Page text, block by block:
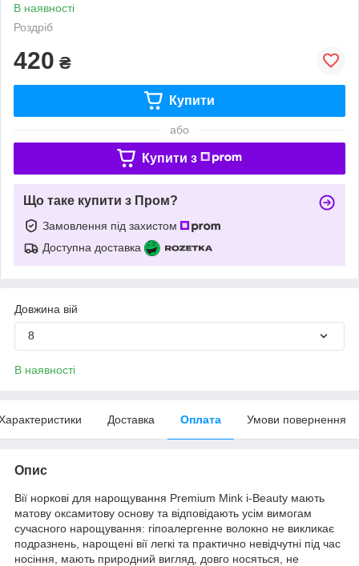
В наявності
Роздріб
420 ₴
Купити
або
Купити з
Що таке купити з Пром?
Замовлення під захистом
Доступна доставка
Довжина вій
8
В наявності
Доставка Оплата Умови повернення
Опис
Вії норкові для нарощування Premium Mink i-Beauty мають
матову оксамитову основу та відповідають усім вимогам
сучасного нарощування: гіпоалергенне волокно не викликає
подразнень, нарощені вії легкі та практично невідчутні під час
носіння, мають природний вигляд, довго носяться, не